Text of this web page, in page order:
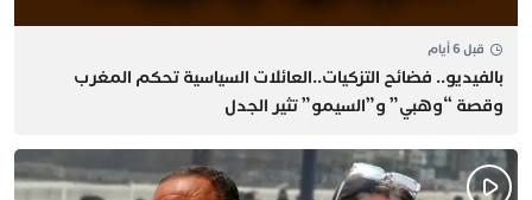
قبل 6 أيام
بالفيديو.. فضائح التزكيات..العائلات السياسية تحكم المغرب
وقصة “وهبي” و”السيمو” تثير الجدل